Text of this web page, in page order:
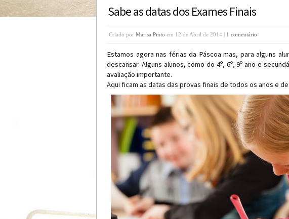
Sabe as datas dos Exames Finais
Criado por Marisa Pinto em 12 de Abril de 2014 | 1 comentário
Estamos agora nas férias da Páscoa mas, para alguns
descansar. Alguns alunos, como do 4º, 6º, 9º ano e
avaliação importante.
Aqui ficam as datas das provas finais de todos os anos e